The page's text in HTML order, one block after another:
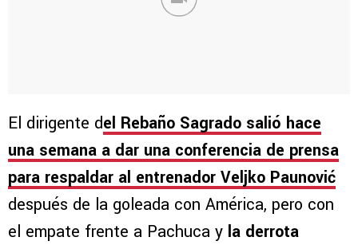
El dirigente del Rebaño Sagrado salió hace
una semana a dar una conferencia de prensa
para respaldar al entrenador Veljko Paunović
después de la goleada con América, pero con
el empate frente a Pachuca y la derrota